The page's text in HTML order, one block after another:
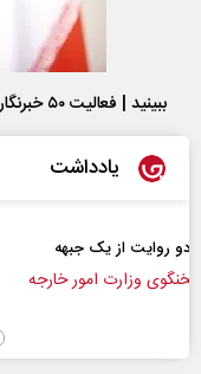
ببینید | فعالیت ۵۰ خبرنگار صداوسیما به صورت خوداتکا در ایام جنگ
یادداشت